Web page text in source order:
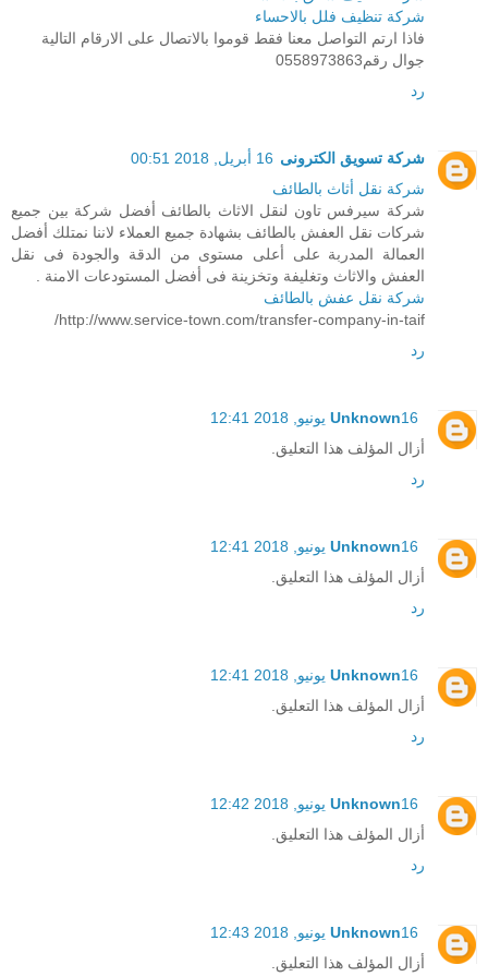
شركة تنظيف فلل بالاحساء
فاذا ارتم التواصل معنا فقط قوموا بالاتصال على الارقام التالية
جوال رقم0558973863
رد
شركة تسويق الكترونى 16 أبريل, 2018 00:51
شركة نقل أثاث بالطائف
شركة سيرفس تاون لنقل الاثاث بالطائف أفضل شركة بين جميع
شركات نقل العفش بالطائف بشهادة جميع العملاء لاننا نمتلك أفضل
العمالة المدربة على أعلى مستوى من الدقة والجودة فى نقل
العفش والاثاث وتغليفة وتخزينة فى أفضل المستودعات الامنة .
شركة نقل عفش بالطائف
http://www.service-town.com/transfer-company-in-taif/
رد
Unknown16 يونيو, 2018 12:41
أزال المؤلف هذا التعليق.
رد
Unknown16 يونيو, 2018 12:41
أزال المؤلف هذا التعليق.
رد
Unknown16 يونيو, 2018 12:41
أزال المؤلف هذا التعليق.
رد
Unknown16 يونيو, 2018 12:42
أزال المؤلف هذا التعليق.
رد
Unknown16 يونيو, 2018 12:43
أزال المؤلف هذا التعليق.